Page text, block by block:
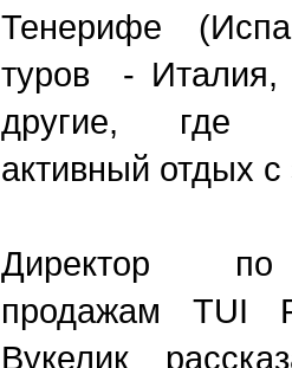
Тенерифе
туров -
другие, где
активный отдых
Директор
продажам TUI
Вукелик